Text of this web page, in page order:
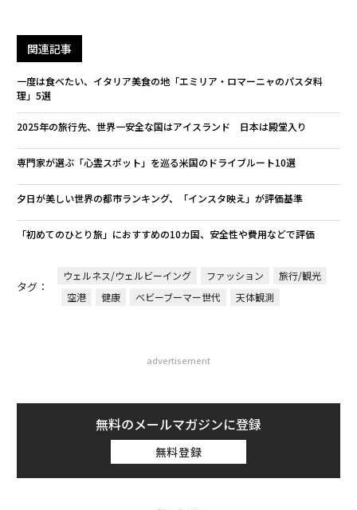
関連記事
一度は食べたい、イタリア美食の地「エミリア・ロマーニャのパスタ料
理」5選
2025年の旅行先、世界一安全な国はアイスランド 日本は殿堂入り
専門家が選ぶ「心霊スポット」を巡る米国のドライブルート10選
夕日が美しい世界の都市ランキング、「インスタ映え」が評価基準
「初めてのひとり旅」におすすめの10カ国、安全性や費用などで評価
タグ：
ウェルネス/ウェルビーイング ファッション
旅行/観光
空港
健康 ベビーブーマー世代 天体観測
advertisement
無料のメールマガジンに登録
無料登録